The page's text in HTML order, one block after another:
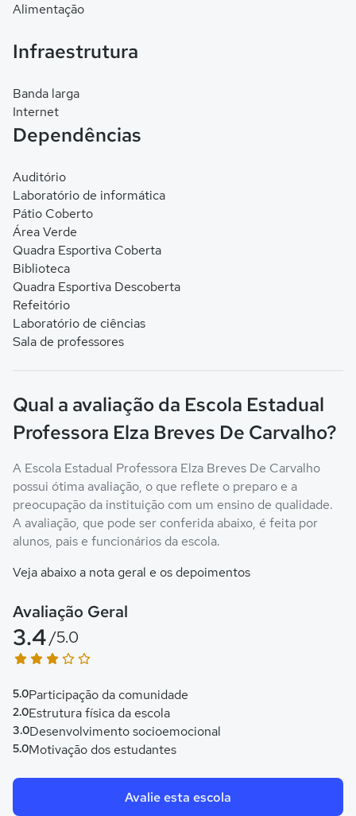
Alimentação
Infraestrutura
Banda larga
Internet
Dependências
Auditório
Laboratório de informática
Pátio Coberto
Área Verde
Quadra Esportiva Coberta
Biblioteca
Quadra Esportiva Descoberta
Refeitório
Laboratório de ciências
Sala de professores
Qual a avaliação da Escola Estadual
Professora Elza Breves De Carvalho?
A Escola Estadual Professora Elza Breves De Carvalho
possui ótima avaliação, o que reflete o preparo e a
preocupação da instituição com um ensino de qualidade.
A avaliação, que pode ser conferida abaixo, é feita por
alunos, pais e funcionários da escola.
Veja abaixo a nota geral e os depoimentos
Avaliação Geral
3.4/5.0
5.0Participação da comunidade
2.0Estrutura física da escola
3.0Desenvolvimento socioemocional
5.0Motivação dos estudantes
Avalie esta escola